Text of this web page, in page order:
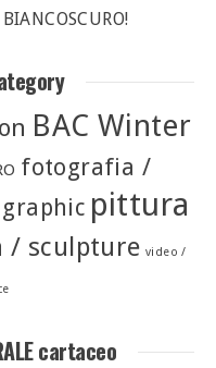
BAC Winter
fotografia /
pittura
/ sculpture video /
cartaceo